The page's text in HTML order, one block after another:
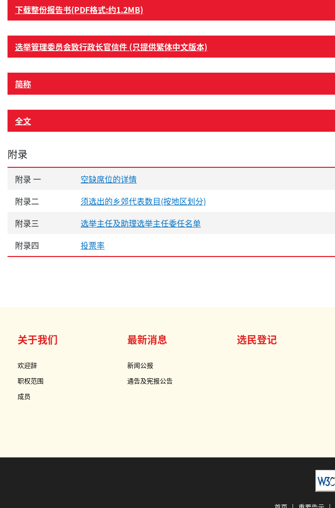
下载整份报告书(PDF格式:约1.2MB)
选举管理委员会致行政长官信件 (只提供繁体中文版本)
简称
全文
附录
附录 一
空缺席位的详情
附录二
须选出的乡郊代表数目(按地区划分)
附录三
选举主任及助理选举主任委任名单
附录四
投票率
关于我们
欢迎辞
职权范围
成员
最新消息
新闻公报
通告及宪报公告
选民登记